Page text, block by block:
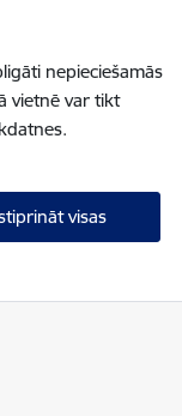
nepieciešamās
vietnē var tikt
visas